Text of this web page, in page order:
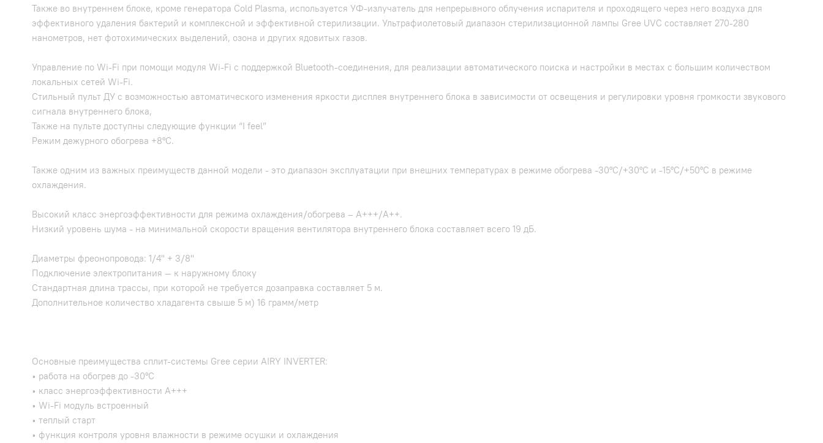
Также во внутреннем блоке, кроме генератора Cold Plasma, используется УФ-излучатель для непрерывного облучения испарителя и проходящего через него воздуха для
эффективного удаления бактерий и комплексной и эффективной стерилизации. Ультрафиолетовый диапазон стерилизационной лампы Gree UVC составляет 270-280
нанометров, нет фотохимических выделений, озона и других ядовитых газов.
Управление по Wi-Fi при помощи модуля Wi-Fi с поддержкой Bluetooth-соединения, для реализации автоматического поиска и настройки в местах с большим количеством
локальных сетей Wi-Fi.
Стильный пульт ДУ с возможностью автоматического изменения яркости дисплея внутреннего блока в зависимости от освещения и регулировки уровня громкости звукового
сигнала внутреннего блока,
Также на пульте доступны следующие функции “I feel”
Режим дежурного обогрева +8°C.
Также одним из важных преимуществ данной модели - это диапазон эксплуатации при внешних температурах в режиме обогрева -30°C/+30°C и -15°C/+50°C в режиме
охлаждения.
Высокий класс энергоэффективности для режима охлаждения/обогрева – A+++/A++.
Низкий уровень шума - на минимальной скорости вращения вентилятора внутреннего блока составляет всего 19 дБ.
Диаметры фреонопровода: 1/4" + 3/8"
Подключение электропитания — к наружному блоку
Стандартная длина трассы, при которой не требуется дозаправка составляет 5 м.
Дополнительное количество хладагента свыше 5 м) 16 грамм/метр
Основные преимущества сплит-системы Gree серии AIRY INVERTER:
• работа на обогрев до -30°С
• класс энергоэффективности A+++
• Wi-Fi модуль встроенный
• теплый старт
• функция контроля уровня влажности в режиме осушки и охлаждения